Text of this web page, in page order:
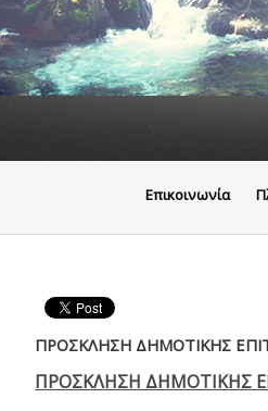
Eπικοινωνία
ΠΡΟΣΚΛΗΣΗ ΔΗΜΟΤΙΚΗΣ
ΠΡΟΣΚΛΗΣΗ ΔΗΜΟΤΙΚΗΣ